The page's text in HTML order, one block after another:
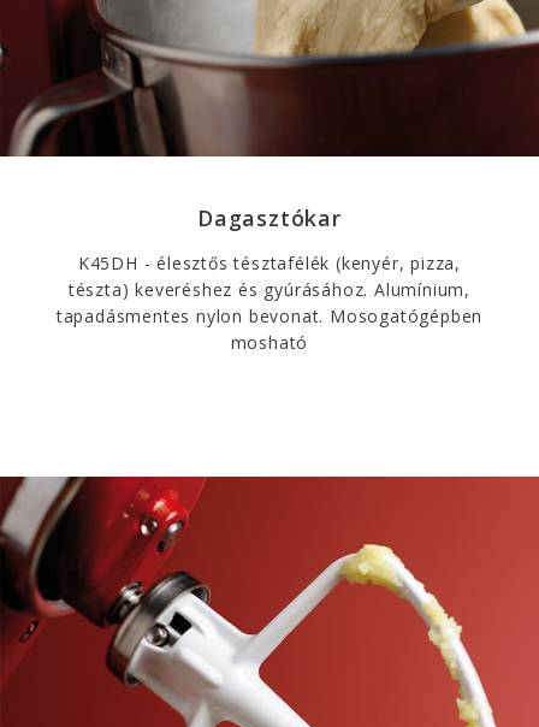
Dagasztókar
K45DH - élesztős tésztafélék (kenyér, pizza,
tészta) keveréshez és gyúrásához. Alumínium,
tapadásmentes nylon bevonat. Mosogatógépben
mosható